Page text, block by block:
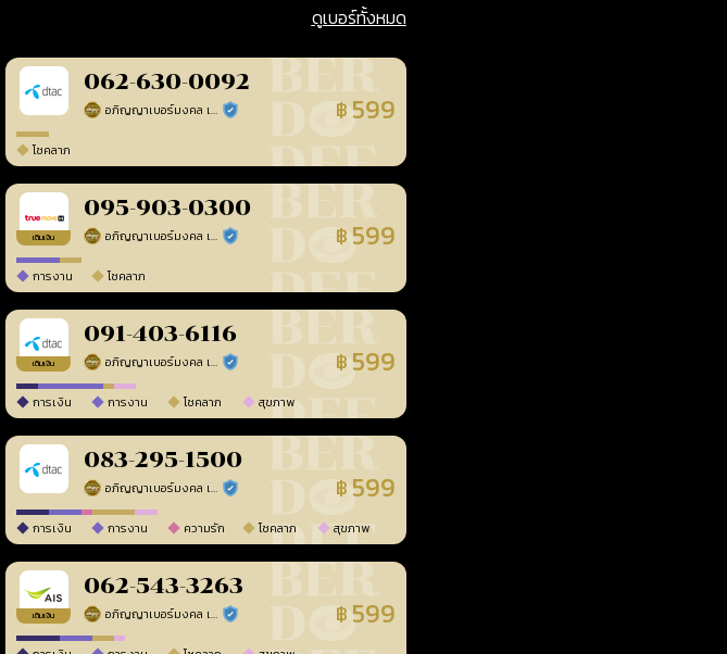
ดูเบอร์ทั้งหมด
062-630-0092
อภิญญาเบอร์มงคล เบอร์สวยเลขศาสตร์ ร้านยืนยันแล้ว ฿ 599
โชคลาภ
เติมเงิน
095-903-0300
อภิญญาเบอร์มงคล เบอร์สวยเลขศาสตร์ ร้านยืนยันแล้ว ฿ 599
การงาน โชคลาภ
เติมเงิน
091-403-6116
อภิญญาเบอร์มงคล เบอร์สวยเลขศาสตร์ ร้านยืนยันแล้ว ฿ 599
การเงิน การงาน โชคลาภ สุขภาพ
083-295-1500
อภิญญาเบอร์มงคล เบอร์สวยเลขศาสตร์ ร้านยืนยันแล้ว ฿ 599
การเงิน การงาน ความรัก โชคลาภ สุขภาพ
เติมเงิน
062-543-3263
อภิญญาเบอร์มงคล เบอร์สวยเลขศาสตร์ ร้านยืนยันแล้ว ฿ 599